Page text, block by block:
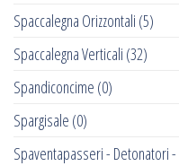
Spaccalegna Orizzontali (5)
Spaccalegna Verticali (32)
Spandiconcime (0)
Spargisale (0)
Spaventapasseri - Detonatori